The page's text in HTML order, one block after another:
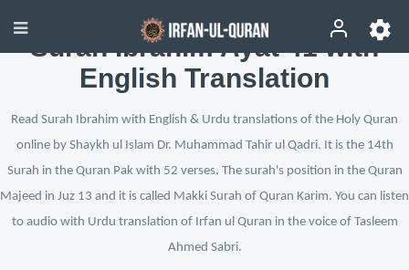
Surah Ibrahim Ayat 41 with
English Translation
Read Surah Ibrahim with English & Urdu translations of the Holy Quran
online by Shaykh ul Islam Dr. Muhammad Tahir ul Qadri. It is the 14th
Surah in the Quran Pak with 52 verses. The surah's position in the Quran
Majeed in Juz 13 and it is called Makki Surah of Quran Karim. You can listen
to audio with Urdu translation of Irfan ul Quran in the voice of Tasleem
Ahmed Sabri.